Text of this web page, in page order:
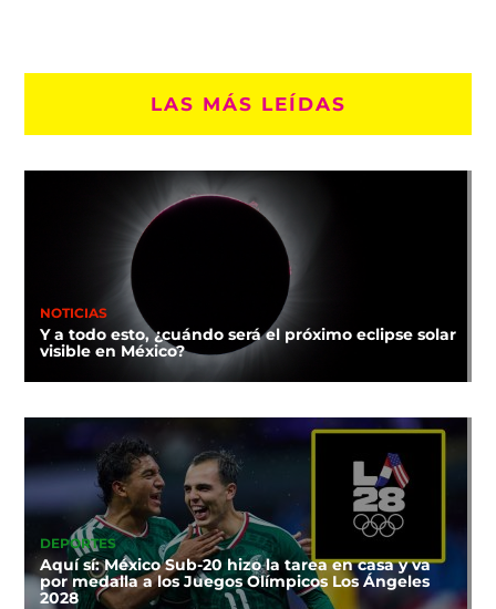
LAS MÁS LEÍDAS
NOTICIAS
Y a todo esto, ¿cuándo será el próximo eclipse solar
visible en México?
DEPORTES
Aquí sí: México Sub-20 hizo la tarea en casa y va
por medalla a los Juegos Olímpicos Los Ángeles
2028